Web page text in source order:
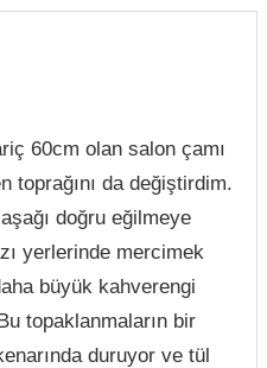
60cm olan salon çamı
toprağını da değiştirdim.
doğru eğilmeye
yerlerinde mercimek
büyük kahverengi
topaklanmaların bir
duruyor ve tül